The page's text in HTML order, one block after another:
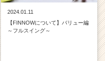
2024.01.11
【FINNOWについて】バリュー編
～フルスイング～